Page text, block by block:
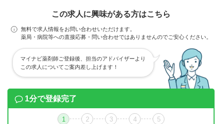
この求人に興味がある方はこちら
無料で求人情報をお問い合わせいただけます。
薬局・病院等への直接応募・問い合わせではありませんのでご安心ください。
マイナビ薬剤師ご登録後、担当のアドバイザーより
この求人についてご案内差し上げます！
1分で登録完了
1 2 3 4 5